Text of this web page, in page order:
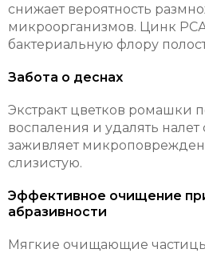
снижает вероятность
микроорганизмов. Цинк
бактериальную флору
Забота о деснах
Экстракт цветков ромашки
воспаления и удалять
заживляет
слизистую.
Эффективное очищение
абразивности
Мягкие очищающие